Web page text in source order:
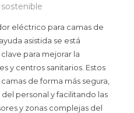
eléctrico para camas de
asistida se está
para mejorar la
y centros sanitarios. Estos
de forma más segura,
personal y facilitando las
y zonas complejas del